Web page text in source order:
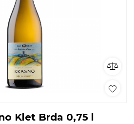
Klet Brda 0,75 l